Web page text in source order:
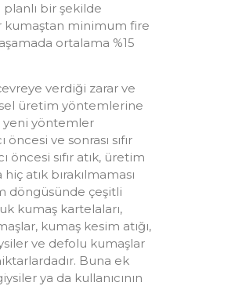
planlı bir şekilde
kumaştan minimum fire
ortalama %15
verdiği zarar ve
üretim yöntemlerine
yeni yöntemler
ve sonrası sıfır
öncesi sıfır atık, üretim
atık bırakılmaması
döngüsünde çeşitli
kumaş kartelaları,
kumaş kesim atığı,
ve defolu kumaşlar
Buna ek
ya da kullanıcının